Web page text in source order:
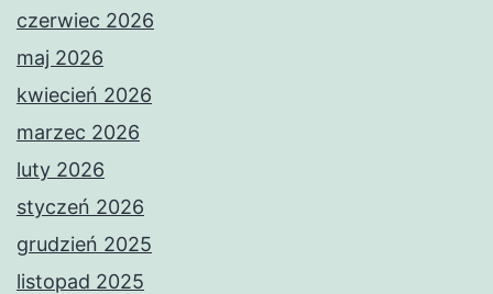
czerwiec 2026
maj 2026
kwiecień 2026
marzec 2026
luty 2026
styczeń 2026
grudzień 2025
listopad 2025